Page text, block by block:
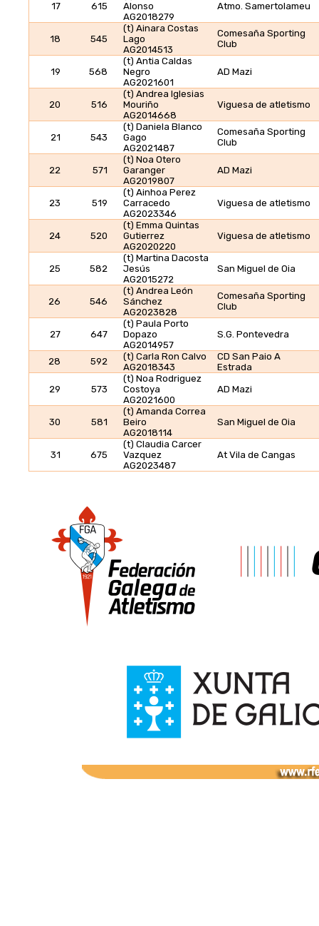
17 615
Alonso
AG2018279
Atmo. Samertolameu
18 545
(t) Ainara Costas
Lago
AG2014513
Comesaña Sporting
Club
19 568
(t) Antia Caldas
Negro
AG2021601
AD Mazi
20 516
(t) Andrea Iglesias
Mouriño
AG2014668
Viguesa de atletismo
21 543
(t) Daniela Blanco
Gago
AG2021487
Comesaña Sporting
Club
22 571
(t) Noa Otero
Garanger
AG2019807
AD Mazi
23 519
(t) Ainhoa Perez
Carracedo
AG2023346
Viguesa de atletismo
24 520
(t) Emma Quintas
Gutierrez
AG2020220
Viguesa de atletismo
25 582
(t) Martina Dacosta
Jesús
AG2015272
San Miguel de Oia
26 546
(t) Andrea León
Sánchez
AG2023828
Comesaña Sporting
Club
27 647
(t) Paula Porto
Dopazo
AG2014957
S.G. Pontevedra
28 592
(t) Carla Ron Calvo
AG2018343
CD San Paio A
Estrada
29 573
(t) Noa Rodriguez
Costoya
AG2021600
AD Mazi
30 581
(t) Amanda Correa
Beiro
AG2018114
San Miguel de Oia
31 675
(t) Claudia Carcer
Vazquez
AG2023487
At Vila de Cangas